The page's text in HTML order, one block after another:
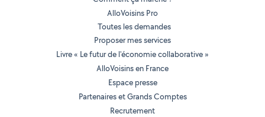
AlloVoisins Pro
Toutes les demandes
Proposer mes services
Livre « Le futur de l'économie collaborative »
AlloVoisins en France
Espace presse
Partenaires et Grands Comptes
Recrutement